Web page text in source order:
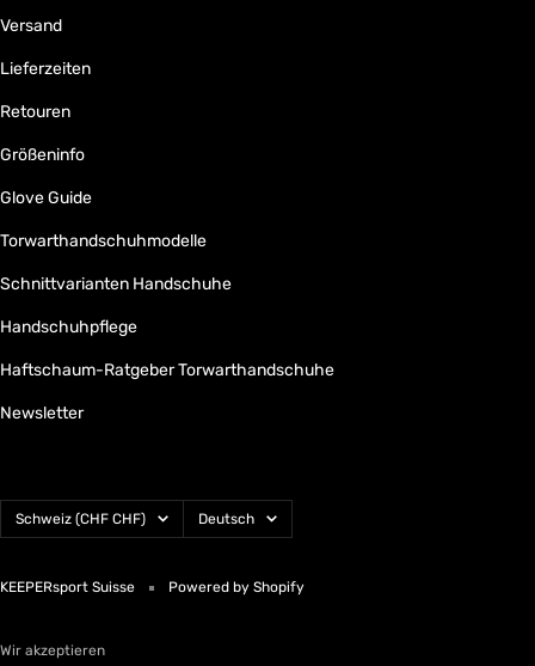
Versand
Lieferzeiten
Retouren
Größeninfo
Glove Guide
Torwarthandschuhmodelle
Schnittvarianten Handschuhe
Handschuhpflege
Haftschaum-Ratgeber Torwarthandschuhe
Newsletter
Land/Region
Schweiz (CHF CHF) Sprache
Deutsch
KEEPERsport Suisse Powered by Shopify
Wir akzeptieren